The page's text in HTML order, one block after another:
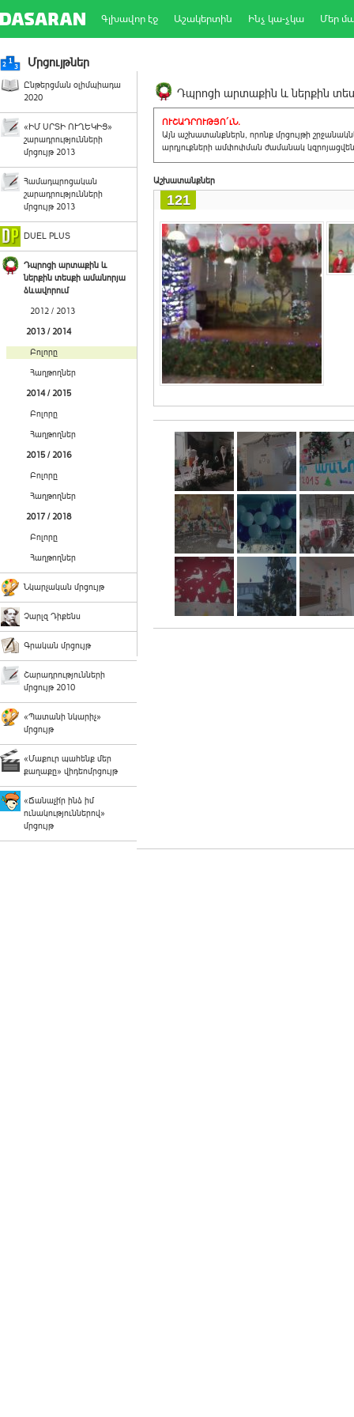
Գլխավոր էջ Աշակերտին Ինչ կա-չկա Մեր
Մրցույթներ
Ընթերցման օլիմպիադա
2020
«ԻՄ ՍՐՏԻ ՈՒՂԵԿԻՑ»
շարադրությունների
մրցույթ 2013
Համադպրոցական
շարադրությունների
մրցույթ 2013
DUEL PLUS
Դպրոցի արտաքին և
ներքին տեսքի ամանորյա
ձևավորում
2012 / 2013
2013 / 2014
Բոլորը
Հաղթողներ
2014 / 2015
Բոլորը
Հաղթողներ
2015 / 2016
Բոլորը
Հաղթողներ
2017 / 2018
Բոլորը
Հաղթողներ
Նկարչական մրցույթ
Չարլզ Դիքենս
Գրական մրցույթ
Շարադրությունների
մրցույթ 2010
«Պատանի նկարիչ»
մրցույթ
«Մաքուր պահենք մեր
քաղաքը» վիդեոմրցույթ
«Ճանաչի՛ր ինձ իմ
ունակություններով»
մրցույթ
Դպրոցի արտաքին և ներքին
ՈՒՇԱԴՐՈՒԹՅՈ´ւՆ.
Այն աշխատանքներն, որոնք մրցույթի
արդյուքների ամփոփման ժամանակ
Աշխատանքներ
121